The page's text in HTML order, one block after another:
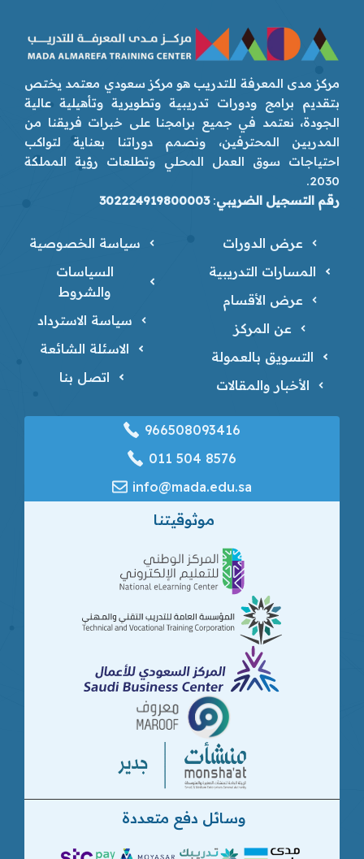
مركز مدى المعرفة للتدريب هو مركز سعودي معتمد يختص
بتقديم برامج ودورات تدريبية وتطويرية وتأهيلية عالية
الجودة، نعتمد في جميع برامجنا على خبرات فريقنا من
المدربين المحترفين، ونصمم دوراتنا بعناية لتواكب
احتياجات سوق العمل المحلي وتطلعات رؤية المملكة
2030.
رقم التسجيل الضريبي:
302224919800003
عرض الدورات
المسارات التدريبية
عرض الأقسام
عن المركز
التسويق بالعمولة
الأخبار والمقالات
سياسة الخصوصية
السياسات
والشروط
سياسة الاسترداد
الاسئلة الشائعة
اتصل بنا
966508093416
‎011 504 8576
info@mada.edu.sa
موثوقيتنا
وسائل دفع متعددة